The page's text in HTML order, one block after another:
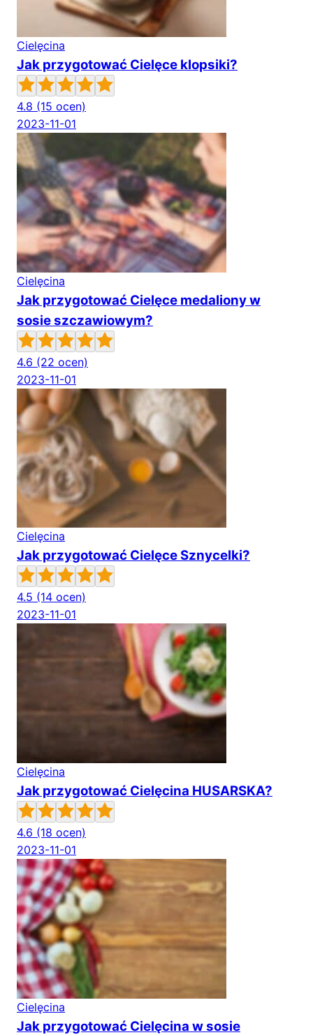
Cielęcina
Jak przygotować Cielęce klopsiki?
4.8 (15 ocen)
2023-11-01
Cielęcina
Jak przygotować Cielęce medaliony w
sosie szczawiowym?
4.6 (22 ocen)
2023-11-01
Cielęcina
Jak przygotować Cielęce Sznycelki?
4.5 (14 ocen)
2023-11-01
Cielęcina
Jak przygotować Cielęcina HUSARSKA?
4.6 (18 ocen)
2023-11-01
Cielęcina
Jak przygotować Cielęcina w sosie